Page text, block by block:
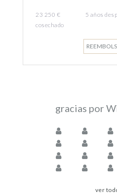
23 250 €
cosechado
5 años
gracias por
ver todo